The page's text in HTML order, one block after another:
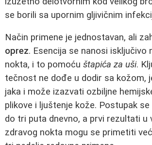
se borili sa upornim gljivičnim
Način primene je jednostavan, ali
oprez. Esencija se nanosi isključivo
nokta, i to pomoću štapića za uši.
tečnost ne dođe u dodir sa kožom,
jaka i može izazvati ozbiljne
plikove i ljuštenje kože. Postupak se
do tri puta dnevno, a prvi rezultati u
zdravog nokta mogu se primetiti